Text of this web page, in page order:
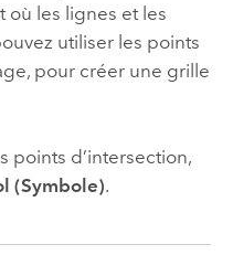
où les lignes et les
utiliser les points
pour créer une grille
points d’intersection,
(Symbole).